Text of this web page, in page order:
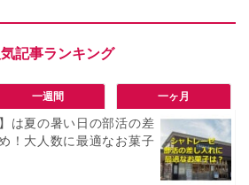
一週間 一ヶ月
は夏の暑い日の部活の差
！大人数に最適なお菓子